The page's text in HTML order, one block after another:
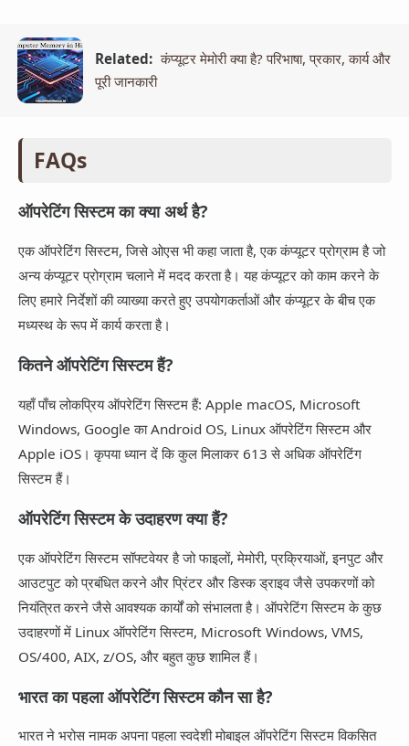
Related: कंप्यूटर मेमोरी क्या है? परिभाषा, प्रकार, कार्य और
पूरी जानकारी
FAQs
ऑपरेटिंग सिस्टम का क्या अर्थ है?
एक ऑपरेटिंग सिस्टम, जिसे ओएस भी कहा जाता है, एक कंप्यूटर प्रोग्राम है जो
अन्य कंप्यूटर प्रोग्राम चलाने में मदद करता है। यह कंप्यूटर को काम करने के
लिए हमारे निर्देशों की व्याख्या करते हुए उपयोगकर्ताओं और कंप्यूटर के बीच एक
मध्यस्थ के रूप में कार्य करता है।
कितने ऑपरेटिंग सिस्टम हैं?
यहाँ पाँच लोकप्रिय ऑपरेटिंग सिस्टम हैं: Apple macOS, Microsoft
Windows, Google का Android OS, Linux ऑपरेटिंग सिस्टम और
Apple iOS। कृपया ध्यान दें कि कुल मिलाकर 613 से अधिक ऑपरेटिंग
सिस्टम हैं।
ऑपरेटिंग सिस्टम के उदाहरण क्या हैं?
एक ऑपरेटिंग सिस्टम सॉफ्टवेयर है जो फाइलों, मेमोरी, प्रक्रियाओं, इनपुट और
आउटपुट को प्रबंधित करने और प्रिंटर और डिस्क ड्राइव जैसे उपकरणों को
नियंत्रित करने जैसे आवश्यक कार्यों को संभालता है। ऑपरेटिंग सिस्टम के कुछ
उदाहरणों में Linux ऑपरेटिंग सिस्टम, Microsoft Windows, VMS,
OS/400, AIX, z/OS, और बहुत कुछ शामिल हैं।
भारत का पहला ऑपरेटिंग सिस्टम कौन सा है?
भारत ने भरोस नामक अपना पहला स्वदेशी मोबाइल ऑपरेटिंग सिस्टम विकसित